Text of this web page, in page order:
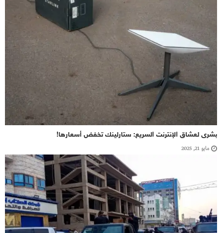
بشرى لعشاق الإنترنت السريع: ستارلينك تخفض أسعارها!
مايو 21, 2025